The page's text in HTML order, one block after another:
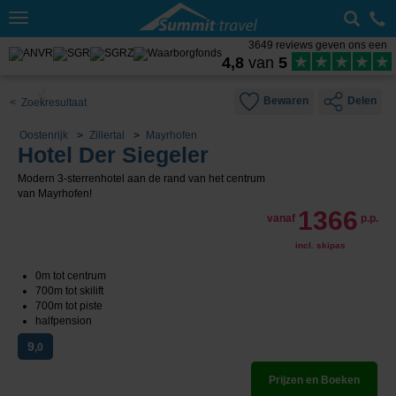
Toggle
3649 reviews geven ons een
4,8 van 5
< Zoekresultaat Bewaren Delen
Oostenrijk Zillertal Mayrhofen
Hotel Der Siegeler
Modern 3-sterrenhotel aan de rand van het centrum
van Mayrhofen!
vanaf 1366 p.p.
incl. skipas
0m tot centrum
700m tot skilift
700m tot piste
halfpension
9,0
Prijzen en Boeken